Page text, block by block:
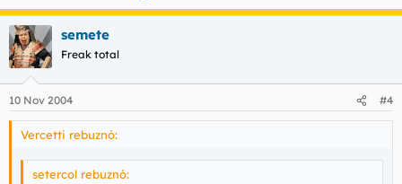
semete
Freak total
10 Nov 2004 #4
Vercetti rebuznó:
setercol rebuznó: